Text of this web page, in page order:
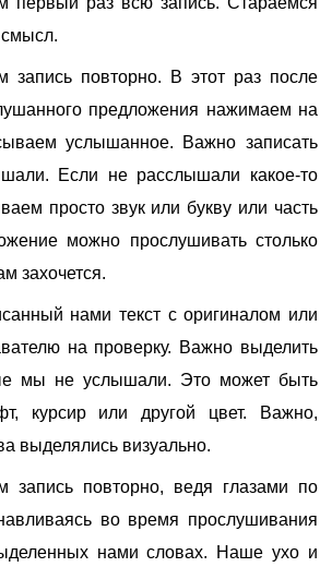
запись повторно. В этот раз после
предложения нажимаем на
услышанное. Важно записать
Если не расслышали какое-то
просто звук или букву или часть
можно прослушивать столько
захочется.
нами текст с оригиналом или
на проверку. Важно выделить
мы не услышали. Это может быть
курсир или другой цвет. Важно,
выделялись визуально.
запись повторно, ведя глазами по
во время прослушивания
нами словах. Наше ухо и